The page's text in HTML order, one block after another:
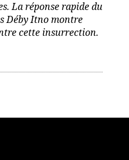
La réponse rapide du
Déby Itno montre
cette insurrection.